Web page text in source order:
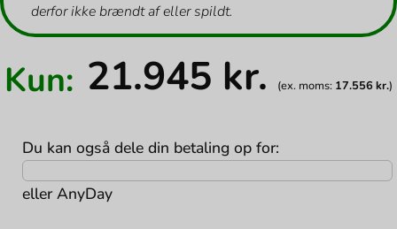
derfor ikke brændt af eller spildt.
Kun: 21.945 kr. (ex. moms: 17.556 kr.)
Du kan også dele din betaling op for:
ellerAnyDay